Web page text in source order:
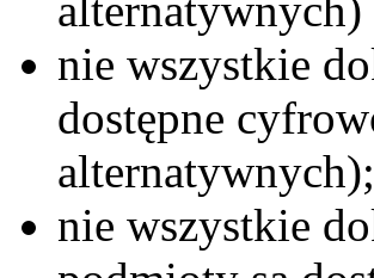
nie wszystkie
dostępne
alternatywnych);
nie wszystkie